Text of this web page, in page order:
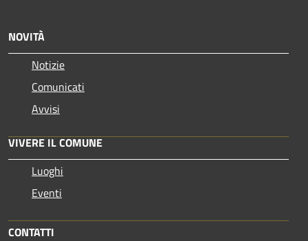
NOVITÀ
Notizie
Comunicati
Avvisi
VIVERE IL COMUNE
Luoghi
Eventi
CONTATTI